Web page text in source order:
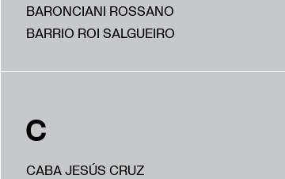
BARONCIANI ROSSANO
BARRIO ROI SALGUEIRO
C
CABA JESÚS CRUZ